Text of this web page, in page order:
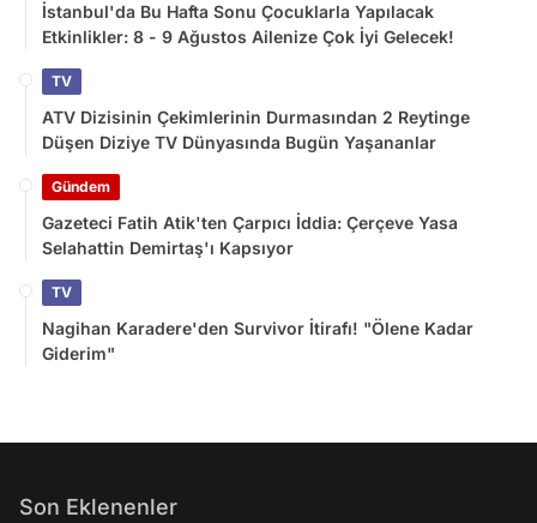
İstanbul'da Bu Hafta Sonu Çocuklarla Yapılacak
Etkinlikler: 8 - 9 Ağustos Ailenize Çok İyi Gelecek!
TV
ATV Dizisinin Çekimlerinin Durmasından 2 Reytinge
Düşen Diziye TV Dünyasında Bugün Yaşananlar
Gündem
Gazeteci Fatih Atik'ten Çarpıcı İddia: Çerçeve Yasa
Selahattin Demirtaş'ı Kapsıyor
TV
Nagihan Karadere'den Survivor İtirafı! "Ölene Kadar
Giderim"
Son Eklenenler